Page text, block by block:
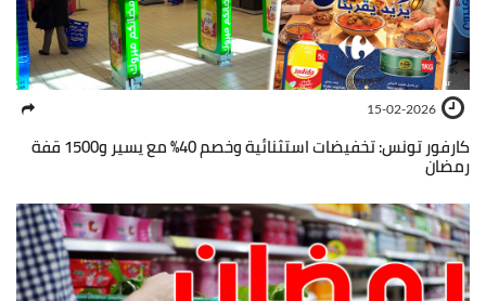
15-02-2026
كارفور تونس: تخفيضات استثنائية وخصم 40% مع يسير و1500 قفة
رمضان